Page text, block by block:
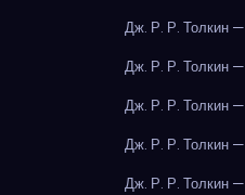
Дж. Р. Р. Толкин
Дж. Р. Р. Толкин
Дж. Р. Р. Толкин
Дж. Р. Р. Толкин
Дж. Р. Р. Толкин